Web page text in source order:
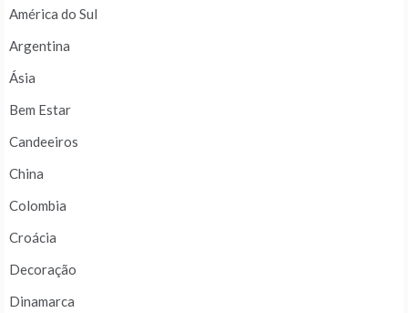
América do Sul
Argentina
Ásia
Bem Estar
Candeeiros
China
Colombia
Croácia
Decoração
Dinamarca